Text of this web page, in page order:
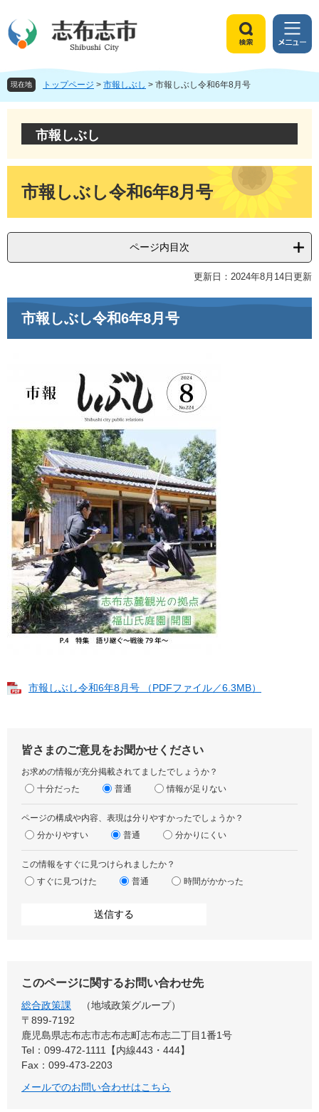
ジ
頭
す
ュ
飛
し
文
索
メ
ニ
ュ
現在地 トップページ > 市報しぶし > 市報しぶし令和6年8月号
市報しぶし
市報しぶし令和6年8月号
ページ内目次
更新日：2024年8月14日更新
市報しぶし令和6年8月号
市報しぶし令和6年8月号 （PDFファイル／6.3MB）
皆さまのご意見をお聞かせください
お求めの情報が充分掲載されてましたでしょうか？
十分だった
普通 情報が足りない
ページの構成や内容、表現は分りやすかったでしょうか？
分かりやすい
普通 分かりにくい
この情報をすぐに見つけられましたか？
すぐに見つけた
普通 時間がかかった
このページに関するお問い合わせ先
総合政策課
地域政策グループ
〒899‐7192
鹿児島県志布志市志布志町志布志二丁目1番1号
Tel：099-472-1111【内線443・444】
Fax：099-473-2203
メールでのお問い合わせはこちら